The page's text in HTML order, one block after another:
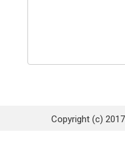
Copyright (c)